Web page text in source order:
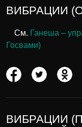
ВИБРАЦИИ
См. Ганеша –
Госвами)
ВИБРАЦИИ